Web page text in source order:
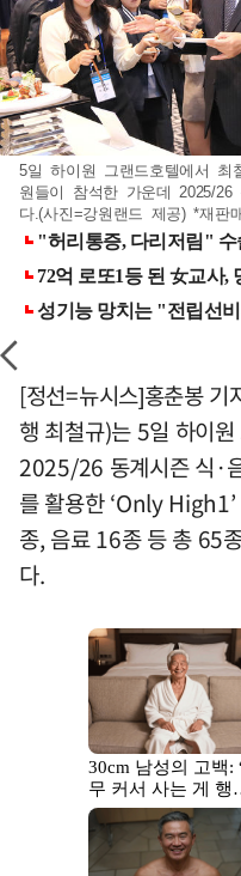
5일 하이원 그랜드호텔에서 최
원들이 참석한 가운데 2025/26
다.(사진=강원랜드 제공) *재판
[정선=뉴시스]홍춘봉 기
행 최철규)는 5일 하이
2025/26 동계시즌 식·
를 활용한 ‘Only
종, 음료 16종 등 총 65
다.